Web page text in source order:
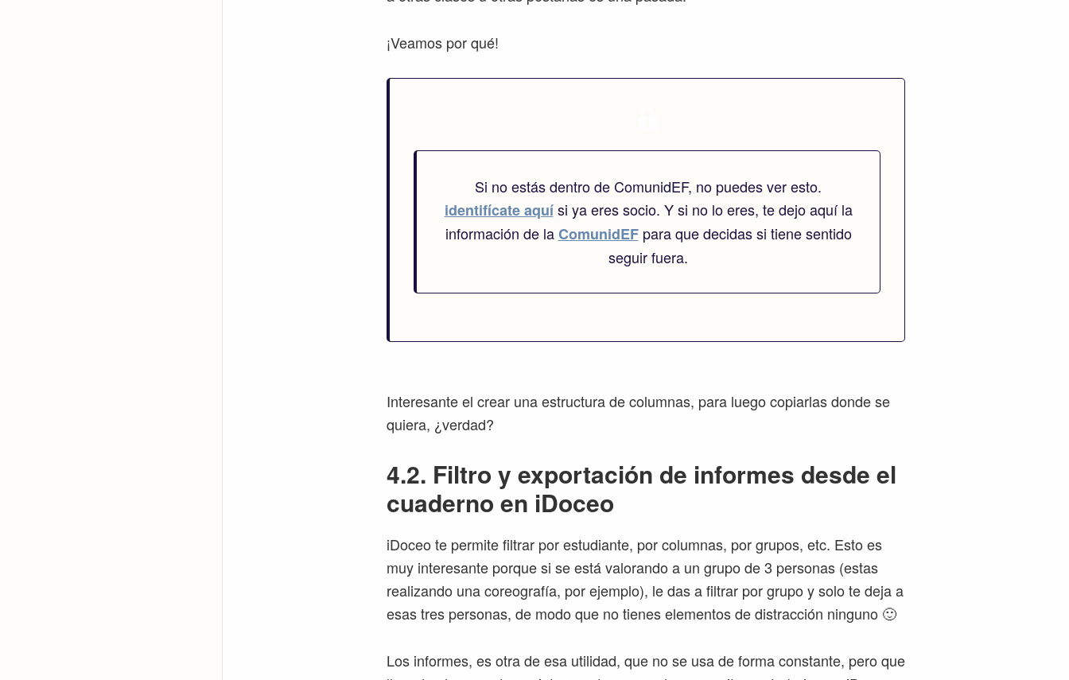
¡Veamos por qué!
Si no estás dentro de ComunidEF, no puedes ver esto.
identifícate aquísi ya eres socio. Y si no lo eres, te dejo aquí la
información de laComunidEFpara que decidas si tiene sentido
seguir fuera.
Interesante el crear una estructura de columnas, para luego copiarlas donde se
quiera, ¿verdad?
4.2. Filtro y exportación de informes desde el
cuaderno en iDoceo
iDoceo te permite filtrar por estudiante, por columnas, por grupos, etc. Esto es
muy interesante porque si se está valorando a un grupo de 3 personas (estas
realizando una coreografía, por ejemplo), le das a filtrar por grupo y solo te deja a
esas tres personas, de modo que no tienes elementos de distracción ninguno 🙂
Los informes, es otra de esa utilidad, que no se usa de forma constante, pero que